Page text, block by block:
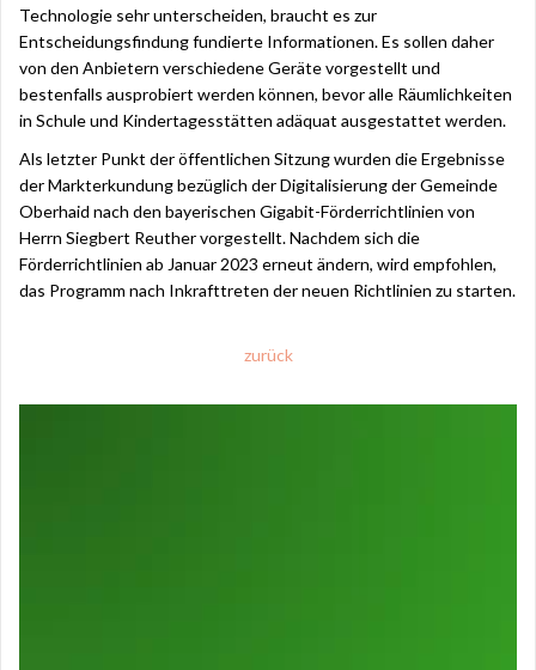
Technologie sehr unterscheiden, braucht es zur
Entscheidungsfindung fundierte Informationen. Es sollen daher
von den Anbietern verschiedene Geräte vorgestellt und
bestenfalls ausprobiert werden können, bevor alle Räumlichkeiten
in Schule und Kindertagesstätten adäquat ausgestattet werden.
Als letzter Punkt der öffentlichen Sitzung wurden die Ergebnisse
der Markterkundung bezüglich der Digitalisierung der Gemeinde
Oberhaid nach den bayerischen Gigabit-Förderrichtlinien von
Herrn Siegbert Reuther vorgestellt. Nachdem sich die
Förderrichtlinien ab Januar 2023 erneut ändern, wird empfohlen,
das Programm nach Inkrafttreten der neuen Richtlinien zu starten.
zurück